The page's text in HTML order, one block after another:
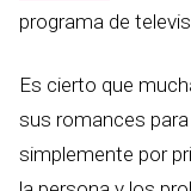
programa de
Es cierto que
sus romances
simplemente por